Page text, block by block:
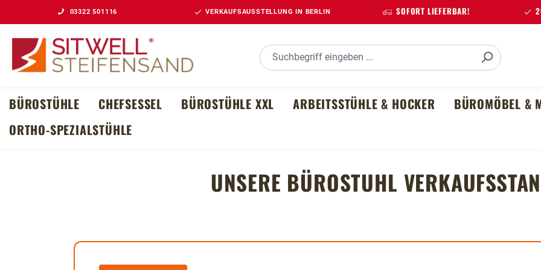
Hauptinhalt springen
Zur Suche springen
Zur Hauptnavigation springen
03322 501116 VERKAUFSAUSSTELLUNG IN BERLIN SOFORT LIEFERBAR!
BÜROSTÜHLE CHEFSESSEL BÜROSTÜHLE XXL ARBEITSSTÜHLE & HOCKER BÜROMÖBEL &
ORTHO-SPEZIALSTÜHLE
UNSERE BÜROSTUHL